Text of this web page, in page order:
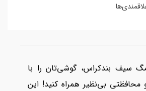
سیف بندکراس، گوشی‌تان را با
محافظتی بی‌نظیر همراه کنید! این